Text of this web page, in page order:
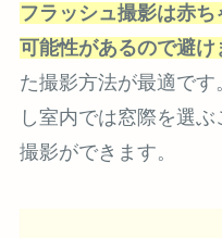
フラッシュ撮影は赤
可能性があるので避け
た撮影方法が最適で
し室内では窓際を選
撮影ができます。